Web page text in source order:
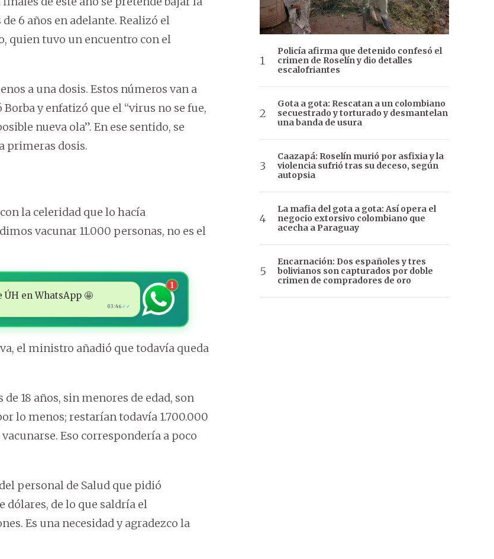
6 años en adelante. Realizó el
quien tuvo un encuentro con el
a una dosis. Estos números van a
y enfatizó que el “virus no se fue,
nueva ola”. En ese sentido, se
primeras dosis.
la celeridad que lo hacía
vacunar 11.000 personas, no es el
en WhatsApp 🤩
03:46 ✓✓
1
el ministro añadió que todavía queda
18 años, sin menores de edad, son
lo menos; restarían todavía 1.700.000
Eso correspondería a poco
personal de Salud que pidió
dólares, de lo que saldría el
Es una necesidad y agradezco la
Policía afirma que detenido confesó el
crimen de Roselín y dio detalles
escalofriantes
Gota a gota: Rescatan a un colombiano
secuestrado y torturado y desmantelan
una banda de usura
Caazapá: Roselín murió por asfixia y la
violencia sufrió tras su deceso, según
autopsia
La mafia del gota a gota: Así opera el
negocio extorsivo colombiano que
acecha a Paraguay
Encarnación: Dos españoles y tres
bolivianos son capturados por doble
crimen de compradores de oro